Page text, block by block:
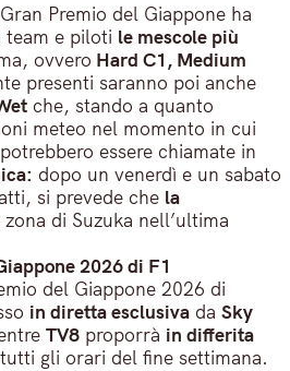
Premio del Giappone ha
team e piloti le mescole più
ovvero Hard C1, Medium
presenti saranno poi anche
che, stando a quanto
meteo nel momento in cui
essere chiamate in
dopo un venerdì e un sabato
si prevede che la
di Suzuka nell’ultima
2026 di F1
del Giappone 2026 di
in diretta esclusiva da Sky
TV8 proporrà in differita
gli orari del fine settimana.